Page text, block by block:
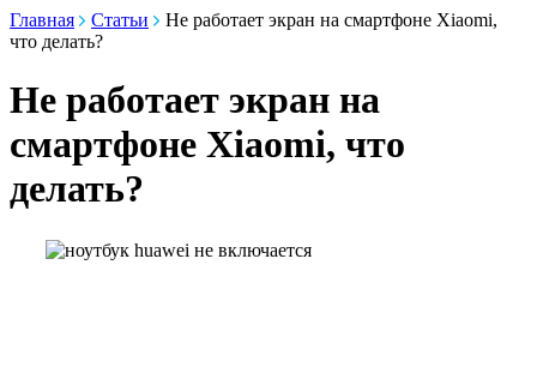
Главная
Статьи
Не работает экран на смартфоне Xiaomi,
что делать?
Не работает экран на
смартфоне Xiaomi, что
делать?